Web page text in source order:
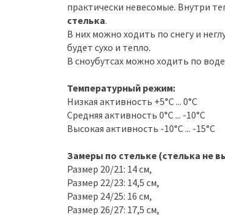
практически невесомые. Внутри
стелька.
В них можно ходить по снегу и
будет сухо и тепло.
В сноубутсах можно ходить по
Температурный режим:
Низкая активность +5°С ... 0°С
Средняя активность 0°С ... -10°С
Высокая активность -10°С ... -15°С
Замеры по стельке (стелька не
Размер 20/21: 14 см,
Размер 22/23: 14,5 см,
Размер 24/25: 16 см,
Размер 26/27: 17,5 см,